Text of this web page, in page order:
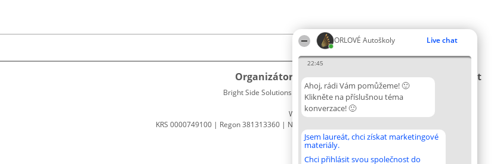
ORLOVÉ Autoškoly Live chat
22:45
Ahoj, rádi Vám pomůžeme! 🙂
Klikněte na příslušnou téma
konverzace! 🙂
Jsem laureát, chci získat marketingové
materiály.
Chci přihlásit svou společnost do
Organizátor hlasování
Bright Side Solutions sp. z o. o. sp. k.
ul. Ruska 22
Wrocław 50-079
KRS 0000749100 | Regon 381313360 | NIP 8943132676
Plebiscyt
Vítězové
Seznam
Zásady
Zásady
Kontakt